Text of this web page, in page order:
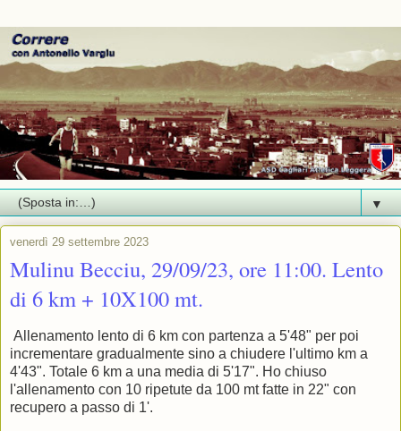
▼
venerdì 29 settembre 2023
Mulinu Becciu, 29/09/23, ore 11:00. Lento
di 6 km + 10X100 mt.
Allenamento lento di 6 km con partenza a 5'48" per poi
incrementare gradualmente sino a chiudere l'ultimo km a
4'43". Totale 6 km a una media di 5'17". Ho chiuso
l'allenamento con 10 ripetute da 100 mt fatte in 22" con
recupero a passo di 1'.